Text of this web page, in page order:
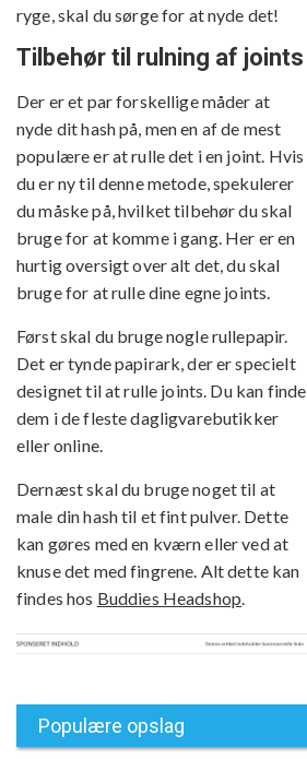
ryge, skal du sørge for at nyde det!
Tilbehør til rulning af joints
Der er et par forskellige måder at
nyde dit hash på, men en af de mest
populære er at rulle det i en joint. Hvis
du er ny til denne metode, spekulerer
du måske på, hvilket tilbehør du skal
bruge for at komme i gang. Her er en
hurtig oversigt over alt det, du skal
bruge for at rulle dine egne joints.
Først skal du bruge nogle rullepapir.
Det er tynde papirark, der er specielt
designet til at rulle joints. Du kan finde
dem i de fleste dagligvarebutikker
eller online.
Dernæst skal du bruge noget til at
male din hash til et fint pulver. Dette
kan gøres med en kværn eller ved at
knuse det med fingrene. Alt dette kan
findes hos Buddies Headshop
Populære opslag